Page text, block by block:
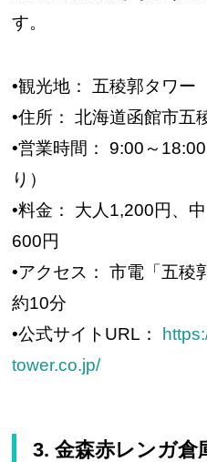
す。
•観光地： 五稜郭タワー
•住所： 北海道函館市五
•営業時間： 9:00～
り）
•料金： 大人1,200円、
600円
•アクセス： 市電「五稜
約10分
•公式サイトURL：
tower.co.jp/
3. 金森赤レンガ倉